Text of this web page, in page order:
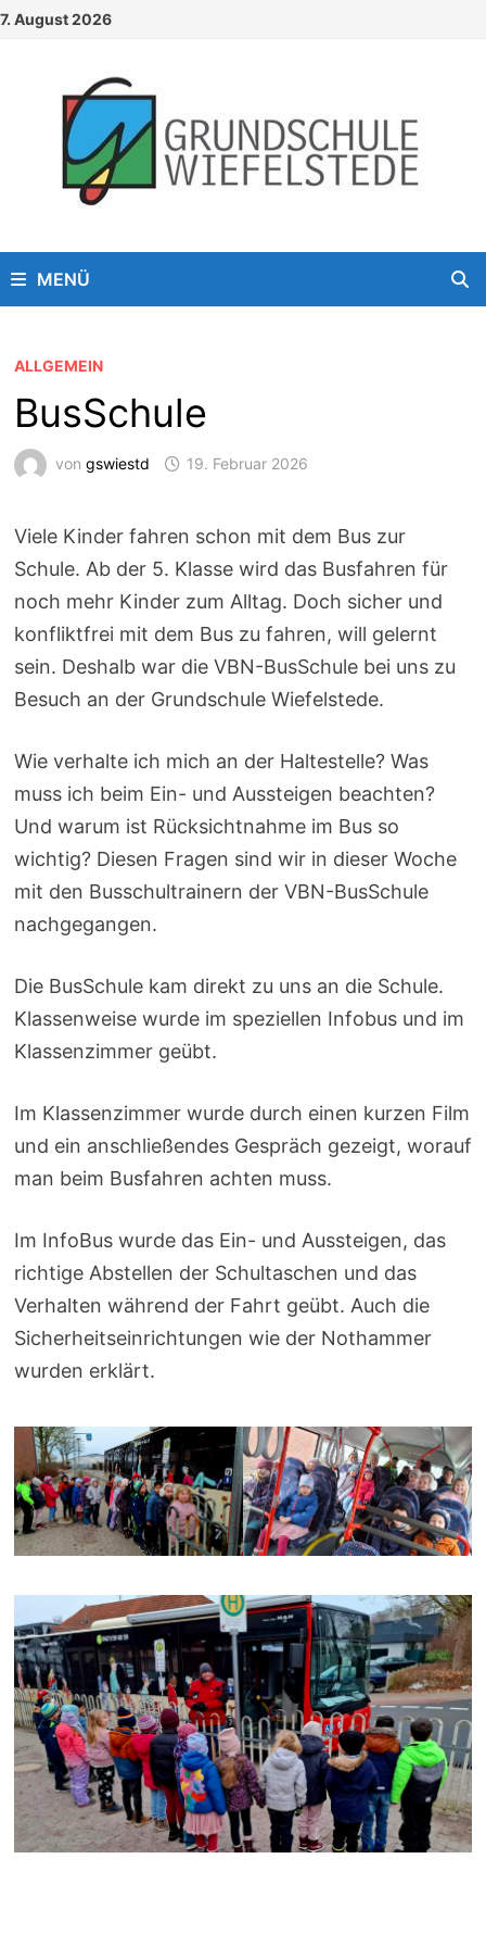
Zum
7. August 2026
MENÜ
ALLGEMEIN
BusSchule
von gswiestd 19. Februar 2026
Viele Kinder fahren schon mit dem Bus zur
Schule. Ab der 5. Klasse wird das Busfahren für
noch mehr Kinder zum Alltag. Doch sicher und
konfliktfrei mit dem Bus zu fahren, will gelernt
sein. Deshalb war die VBN-BusSchule bei uns zu
Besuch an der Grundschule Wiefelstede.
Wie verhalte ich mich an der Haltestelle? Was
muss ich beim Ein- und Aussteigen beachten?
Und warum ist Rücksichtnahme im Bus so
wichtig? Diesen Fragen sind wir in dieser Woche
mit den Busschultrainern der VBN-BusSchule
nachgegangen.
Die BusSchule kam direkt zu uns an die Schule.
Klassenweise wurde im speziellen Infobus und im
Klassenzimmer geübt.
Im Klassenzimmer wurde durch einen kurzen Film
und ein anschließendes Gespräch gezeigt, worauf
man beim Busfahren achten muss.
Im InfoBus wurde das Ein- und Aussteigen, das
richtige Abstellen der Schultaschen und das
Verhalten während der Fahrt geübt. Auch die
Sicherheitseinrichtungen wie der Nothammer
wurden erklärt.